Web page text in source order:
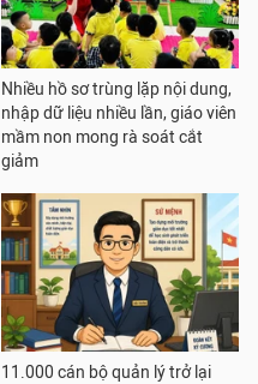
Nhiều hồ sơ trùng lặp nội dung,
nhập dữ liệu nhiều lần, giáo viên
mầm non mong rà soát cắt
giảm
11.000 cán bộ quản lý trở lại